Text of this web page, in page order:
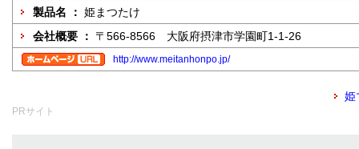
製品名 ： 姫まつたけ
会社概要 ： 〒566-8566 大阪府摂津市学園町1-1-26
http://www.meitanhonpo.jp/
姫
PRサイト